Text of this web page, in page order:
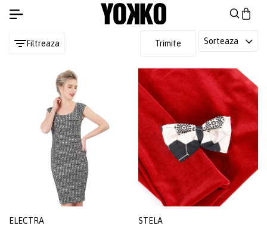
Filtreaza Trimite Sorteaza
ELECTRA
STELA